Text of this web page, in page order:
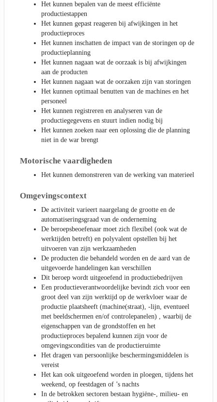
Het kunnen bepalen van de meest efficiënte
productiestappen
Het kunnen gepast reageren bij afwijkingen in het
productieproces
Het kunnen inschatten de impact van de storingen op de
productieplanning
Het kunnen nagaan wat de oorzaak is bij afwijkingen
aan de producten
Het kunnen nagaan wat de oorzaken zijn van storingen
Het kunnen optimaal benutten van de machines en het
personeel
Het kunnen registreren en analyseren van de
productiegegevens en stuurt indien nodig bij
Het kunnen zoeken naar een oplossing die de planning
niet in de war brengt
Motorische vaardigheden
Het kunnen demonstreren van de werking van materieel
Omgevingscontext
De activiteit varieert naargelang de grootte en de
automatiseringsgraad van de onderneming
De beroepsbeoefenaar moet zich flexibel (ook wat de
werktijden betreft) en polyvalent opstellen bij het
uitvoeren van zijn werkzaamheden
De producten die behandeld worden en de aard van de
uitgevoerde handelingen kan verschillen
Dit beroep wordt uitgeoefend in productiebedrijven
Een productieverantwoordelijke bevindt zich voor een
groot deel van zijn werktijd op de werkvloer waar de
productie plaatsheeft (machine(straat), -lijn, eventueel
met beeldschermen en/of controlepanelen) , waarbij de
eigenschappen van de grondstoffen en het
productieproces bepalend kunnen zijn voor de
omgevingscondities van de productieruimte
Het dragen van persoonlijke beschermingsmiddelen is
vereist
Het kan ook uitgeoefend worden in ploegen, tijdens het
weekend, op feestdagen of ’s nachts
In de betrokken sectoren bestaan hygiëne-, milieu- en